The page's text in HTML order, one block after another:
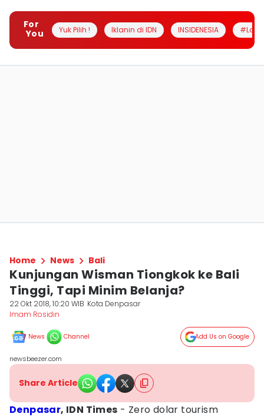
For
You
Yuk Pilih ! Iklanin di IDN INSIDENESIA
Home News Bali
Kunjungan Wisman Tiongkok ke Bali
Tinggi, Tapi Minim Belanja?
22 Okt 2018, 10:20 WIB Kota Denpasar
Imam Rosidin
News Channel Add Us on Google
newsbeezer.com
Share Article
Denpasar, IDN Times - Zero dolar tourism